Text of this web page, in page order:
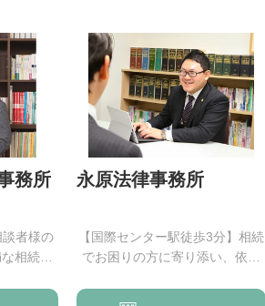
務所
談者様の
相続の
永原法律事務所
【国際センター駅徒歩3分】相続
でお困りの方に寄り添い、依頼